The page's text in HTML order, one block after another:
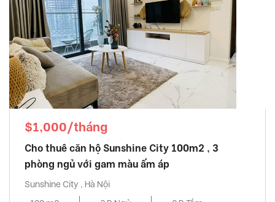
$1,000/tháng
Cho thuê căn hộ Sunshine City 100m2 , 3
phòng ngủ với gam màu ấm áp
Sunshine City , Hà Nội